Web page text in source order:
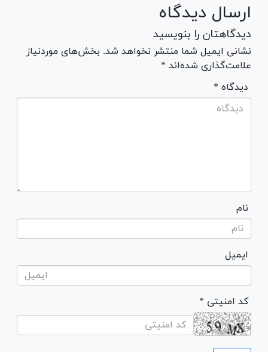
ارسال دیدگاه
دیدگاهتان را بنویسید
نشانی ایمیل شما منتشر نخواهد شد. بخش‌های موردنیاز
علامت‌گذاری شده‌اند *
* دیدگاه
نام
ایمیل
* کد امنیتی